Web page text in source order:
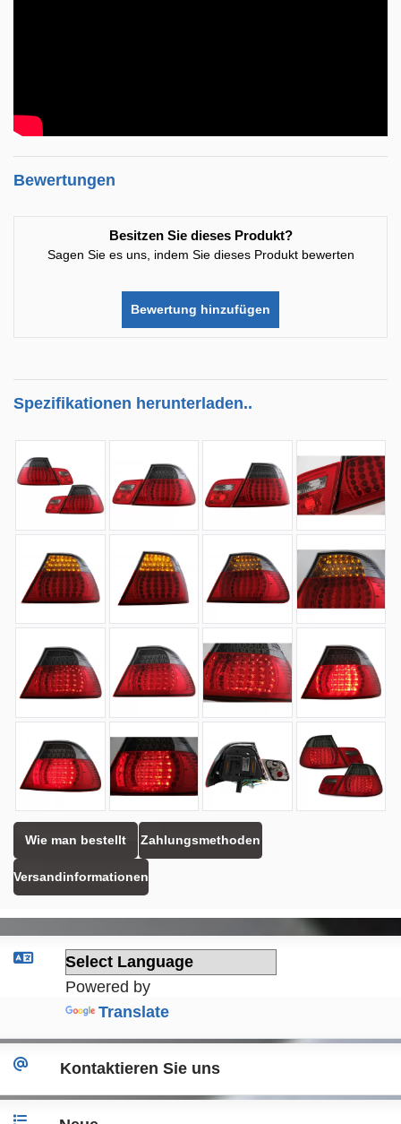
Bewertungen
Besitzen Sie dieses Produkt?
Sagen Sie es uns, indem Sie dieses Produkt bewerten
Bewertung hinzufügen
Spezifikationen herunterladen..
Wie man bestellt Zahlungsmethoden
Versandinformationen
Powered by
Translate
Kontaktieren Sie uns